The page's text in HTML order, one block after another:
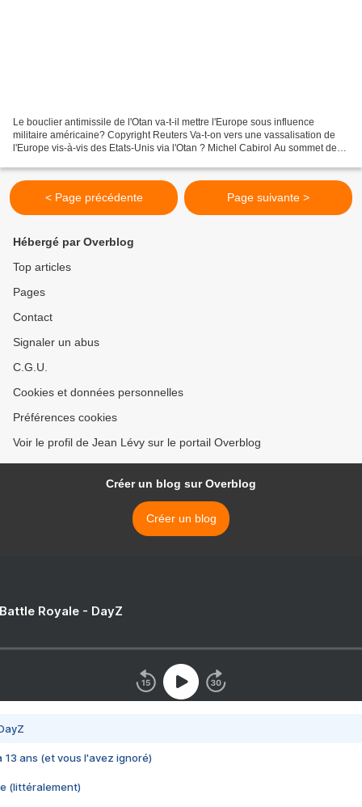
Le bouclier antimissile de l'Otan va-t-il mettre l'Europe sous influence
militaire américaine? Copyright Reuters Va-t-on vers une vassalisation de
l'Europe vis-à-vis des Etats-Unis via l'Otan ? Michel Cabirol Au sommet de
< Page précédente Page suivante >
Hébergé par Overblog
Top articles
Pages
Contact
Signaler un abus
C.G.U.
Cookies et données personnelles
Préférences cookies
Voir le profil de Jean Lévy sur le portail Overblog
Créer un blog sur Overblog
Créer un blog
Royale - DayZ
13 ans (et vous l'avez ignoré)
(littéralement)